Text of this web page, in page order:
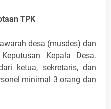
TPK
desa (musdes) dan
Kepala Desa.
ketua, sekretaris, dan
minimal 3 orang dan